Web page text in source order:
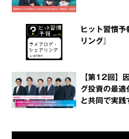
ヒット習慣
リング』
【第12回】
グ投資の最
と共同で実